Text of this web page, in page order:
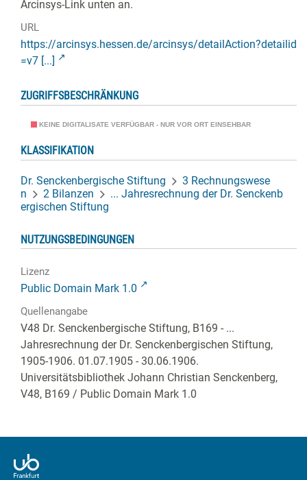
Arcinsys-Link unten an.
URL
https://arcinsys.hessen.de/arcinsys/detailAction?detailid
=v7 [...]
ZUGRIFFSBESCHRÄNKUNG
KEINE DIGITALISATE VERFÜGBAR - NUR VOR ORT EINSEHBAR
KLASSIFIKATION
Dr. Senckenbergische Stiftung
3 Rechnungswese
n
2 Bilanzen
... Jahresrechnung der Dr. Senckenb
ergischen Stiftung
NUTZUNGSBEDINGUNGEN
Lizenz
Public Domain Mark 1.0
Quellenangabe
V48 Dr. Senckenbergische Stiftung, B169 - ...
Jahresrechnung der Dr. Senckenbergischen Stiftung,
1905-1906. 01.07.1905 - 30.06.1906.
Universitätsbibliothek Johann Christian Senckenberg,
V48, B169 / Public Domain Mark 1.0